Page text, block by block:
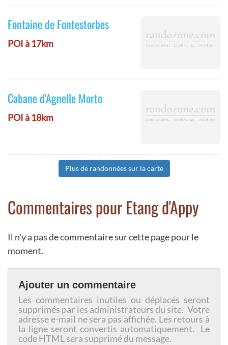
Fontaine de Fontestorbes
POI à 17km
Cabane d'Agnelle Morto
POI à 18km
Plus de randonnées sur la carte
Commentaires pour Etang d'Appy
Il n'y a pas de commentaire sur cette page pour le
moment.
Ajouter un commentaire
Les commentaires inutiles ou déplacés seront
supprimés par les administrateurs du site. Votre
adresse e-mail ne sera pas affichée. Les retours à
la ligne seront convertis automatiquement. Le
code HTML sera supprimé du message.